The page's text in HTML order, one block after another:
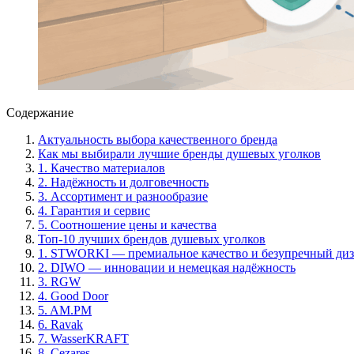
Содержание
Актуальность выбора качественного бренда
Как мы выбирали лучшие бренды душевых уголков
1. Качество материалов
2. Надёжность и долговечность
3. Ассортимент и разнообразие
4. Гарантия и сервис
5. Соотношение цены и качества
Топ-10 лучших брендов душевых уголков
1. STWORKI — премиальное качество и безупречный
2. DIWO — инновации и немецкая надёжность
3. RGW
4. Good Door
5. AM.PM
6. Ravak
7. WasserKRAFT